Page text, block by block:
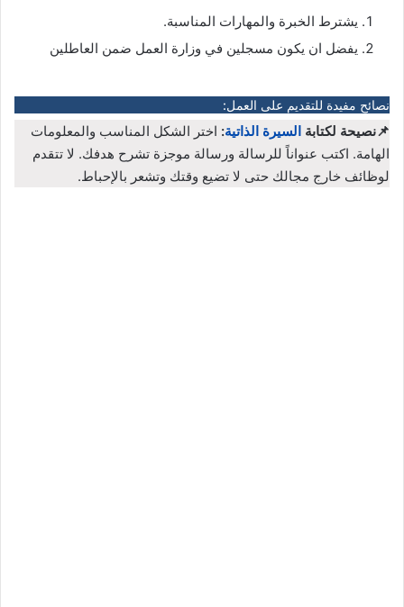
يشترط الخبرة والمهارات المناسبة.
يفضل ان يكون مسجلين في وزارة العمل ضمن العاطلين
نصائح مفيدة للتقديم على العمل:
📌نصيحة لكتابة السيرة الذاتية: اختر الشكل المناسب والمعلومات
الهامة. اكتب عنواناً للرسالة ورسالة موجزة تشرح هدفك. لا تتقدم
لوظائف خارج مجالك حتى لا تضيع وقتك وتشعر بالإحباط.